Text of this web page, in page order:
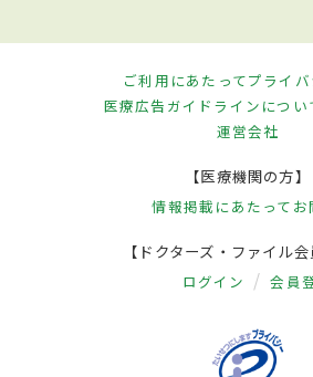
ご利用にあたってプライ
医療広告ガイドラインについ
運営会社
【医療機関の方】
情報掲載にあたって お
【ドクターズ・ファイル会
ログイン 会員